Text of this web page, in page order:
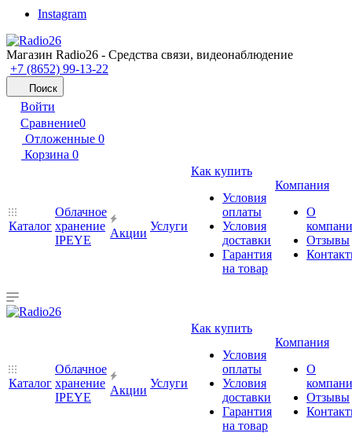
Instagram
Магазин Radio26 - Средства связи, видеонаблюдение
+7 (8652) 99-13-22
Поиск
Войти
Сравнение0
Отложенные 0
Корзина 0
Каталог
Облачное
хранение
IPEYE
Акции
Услуги
Как купить
Условия
оплаты
Условия
доставки
Гарантия
на товар
Компания
О
Отзывы
Каталог
Облачное
хранение
IPEYE
Акции
Услуги
Как купить
Условия
оплаты
Условия
доставки
Гарантия
на товар
Компания
О
Отзывы